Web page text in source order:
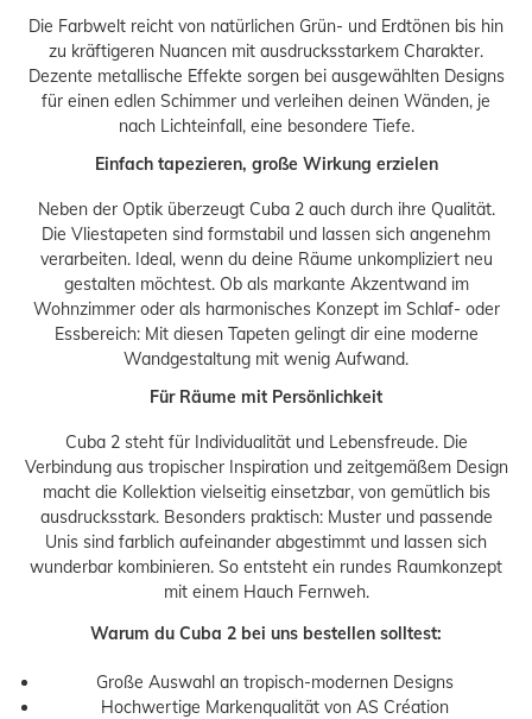
Die Farbwelt reicht von natürlichen Grün- und Erdtönen bis hin
zu kräftigeren Nuancen mit ausdrucksstarkem Charakter.
Dezente metallische Effekte sorgen bei ausgewählten Designs
für einen edlen Schimmer und verleihen deinen Wänden, je
nach Lichteinfall, eine besondere Tiefe.
Einfach tapezieren, große Wirkung erzielen
Neben der Optik überzeugt Cuba 2 auch durch ihre Qualität.
Die Vliestapeten sind formstabil und lassen sich angenehm
verarbeiten. Ideal, wenn du deine Räume unkompliziert neu
gestalten möchtest. Ob als markante Akzentwand im
Wohnzimmer oder als harmonisches Konzept im Schlaf- oder
Essbereich: Mit diesen Tapeten gelingt dir eine moderne
Wandgestaltung mit wenig Aufwand.
Für Räume mit Persönlichkeit
Cuba 2 steht für Individualität und Lebensfreude. Die
Verbindung aus tropischer Inspiration und zeitgemäßem Design
macht die Kollektion vielseitig einsetzbar, von gemütlich bis
ausdrucksstark. Besonders praktisch: Muster und passende
Unis sind farblich aufeinander abgestimmt und lassen sich
wunderbar kombinieren. So entsteht ein rundes Raumkonzept
mit einem Hauch Fernweh.
Warum du Cuba 2 bei uns bestellen solltest:
Große Auswahl an tropisch-modernen Designs
Hochwertige Markenqualität von AS Création